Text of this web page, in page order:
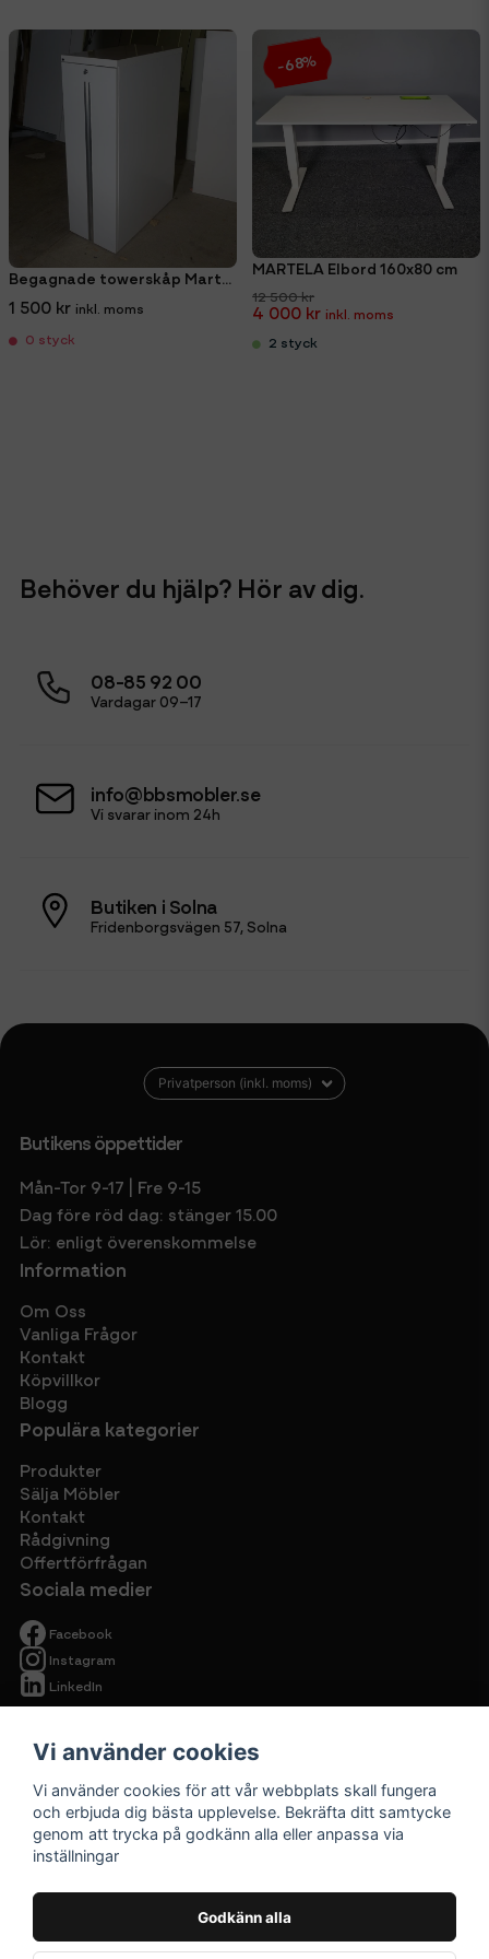
Begagnade towerskåp Martela vänster
1 500 kr
0 styck
MARTELA Elbord 160x80 cm
12 500 kr
4 000 kr
2 styck
-68%
Behöver du hjälp? Hör av dig.
08-85 92 00
Vardagar 09–17
info@bbsmobler.se
Vi svarar inom 24h
Butiken i Solna
Fridenborgsvägen 57, Solna
Butikens öppettider
Mån-Tor 9-17 | Fre 9-15
Dag före röd dag: stänger 15.00
Lör: enligt överenskommelse
Information
Om Oss
Vanliga Frågor
Kontakt
Köpvillkor
Blogg
Populära kategorier
Produkter
Sälja Möbler
Kontakt
Rådgivning
Offertförfrågan
Sociala medier
Facebook
Instagram
LinkedIn
Begagnade
Cirkulärt ska
vara prisvärt.
Vi använder cookies
Vi använder cookies för att vår webbplats skall fungera
och erbjuda dig bästa upplevelse. Bekräfta ditt samtycke
genom att trycka på godkänn alla eller anpassa via
inställningar
Godkänn alla